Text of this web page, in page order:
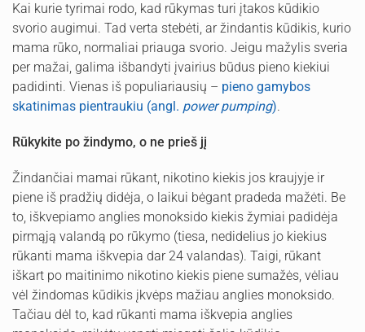
Kai kurie tyrimai rodo, kad rūkymas turi įtakos kūdikio
svorio augimui. Tad verta stebėti, ar žindantis kūdikis, kurio
mama rūko, normaliai priauga svorio. Jeigu mažylis sveria
per mažai, galima išbandyti įvairius būdus pieno kiekiui
padidinti. Vienas iš populiariausių – pieno gamybos
skatinimas pientraukiu (angl. power pumping).
Rūkykite po žindymo, o ne prieš jį
Žindančiai mamai rūkant, nikotino kiekis jos kraujyje ir
piene iš pradžių didėja, o laikui bėgant pradeda mažėti. Be
to, iškvepiamo anglies monoksido kiekis žymiai padidėja
pirmąją valandą po rūkymo (tiesa, nedidelius jo kiekius
rūkanti mama iškvepia dar 24 valandas). Taigi, rūkant
iškart po maitinimo nikotino kiekis piene sumažės, vėliau
vėl žindomas kūdikis įkvėps mažiau anglies monoksido.
Tačiau dėl to, kad rūkanti mama iškvepia anglies